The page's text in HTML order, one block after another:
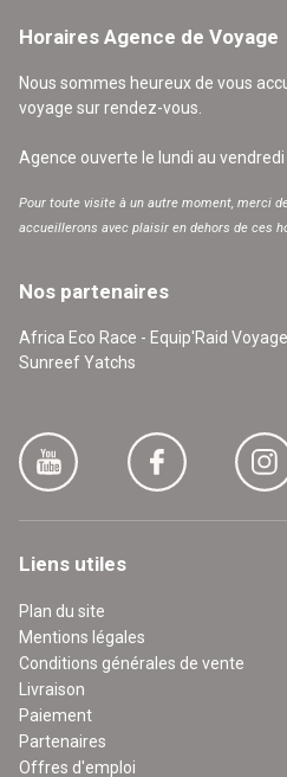
Horaires Agence de Voyage
Nous sommes heureux de vous
voyage sur rendez-vous.
Agence ouverte le lundi au
Pour toute visite à un autre moment, merci
accueillerons avec plaisir en dehors de ces
Nos partenaires
Africa Eco Race - Equip'Raid
Sunreef Yatchs
Liens utiles
Plan du site
Mentions légales
Conditions générales de vente
Livraison
Paiement
Partenaires
Offres d'emploi